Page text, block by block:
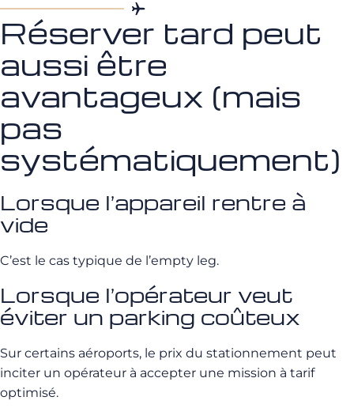
Réserver tard peut
aussi être
avantageux (mais
pas
systématiquement)
Lorsque l’appareil rentre à
vide
C’est le cas typique de l’empty leg.
Lorsque l’opérateur veut
éviter un parking coûteux
Sur certains aéroports, le prix du stationnement peut
inciter un opérateur à accepter une mission à tarif
optimisé.